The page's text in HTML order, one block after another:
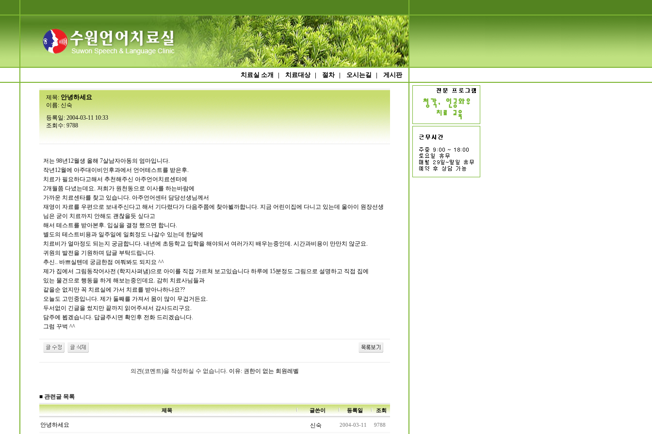
치료실 소개 | 치료대상| 절차| 오시는길 | 게시판
제목: 안녕하세요
이름: 신숙
등록일: 2004-03-11 10:33
조회수: 9788
저는 98년12월생 올해 7살남자아동의 엄마입니다.
작년12월에 아주대이비인후과에서 언어테스트를 받은후.
치료가 필요하다고해서 추천해주신 아주언어치료센터에
2개월쯤 다녔는데요. 저희가 원천동으로 이사를 하는바람에
가까운 치료센타를 찾고 있습니다. 아주언어센터 담당선생님께서
재영이 자료를 우편으로 보내주신다고 해서 기다렸다가 다음주쯤에 찾아뵐까합니다. 지금 어린이집에 다니고 있는데 울아이 원장선생
님은 굳이 치료까지 안해도 괜찮을듯 싶다고
해서 테스트를 받아본후. 입실을 결정 했으면 합니다.
별도의 테스트비용과 일주일에 일회정도 나갈수 있는데 한달에
치료비가 얼마정도 되는지 궁금합니다. 내년에 초등학교 입학을 해야되서 여러가지 배우는중인데. 시간과비용이 만만치 않군요.
귀원의 발전을 기원하며 답글 부탁드립니다.
추신.. 바쁘실텐데 궁금한점 여쭤봐도 되지요 ^^
제가 집에서 그림동작어사전 (학지사펴냄)으로 아이를 직접 가르쳐 보고있습니다 하루에 15분정도 그림으로 설명하고 직접 집에
있는 물건으로 행동을 하게 해보는중인데요. 감히 치료사님들과
같을순 없지만 꼭 치료실에 가서 치료를 받아나하나요??
오늘도 고민중입니다. 제가 둘째를 가져서 몸이 많이 무겁거든요.
두서없이 긴글을 썼지만 끝까지 읽어주셔서 감사드리구요.
담주에 뵙겠습니다. 답글주시면 확인후 전화 드리겠습니다.
그럼 꾸벅 ^^
의견(코멘트)을 작성하실 수 없습니다. 이유: 권한이 없는 회원레벨
■ 관련글 목록
제목 글쓴이 등록일 조회
안녕하세요 신숙 2004-03-11 9788